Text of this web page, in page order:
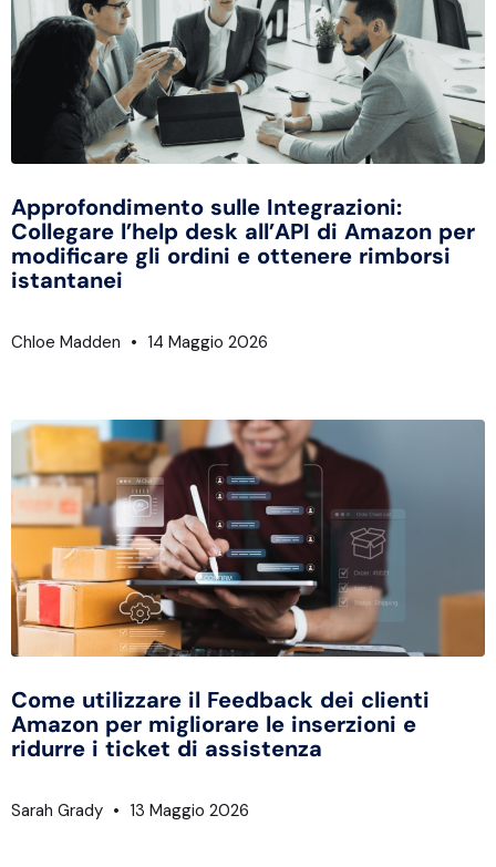
Approfondimento sulle Integrazioni:
Collegare l’help desk all’API di Amazon per
modificare gli ordini e ottenere rimborsi
istantanei
Chloe Madden 14 Maggio 2026
Come utilizzare il Feedback dei clienti
Amazon per migliorare le inserzioni e
ridurre i ticket di assistenza
Sarah Grady 13 Maggio 2026